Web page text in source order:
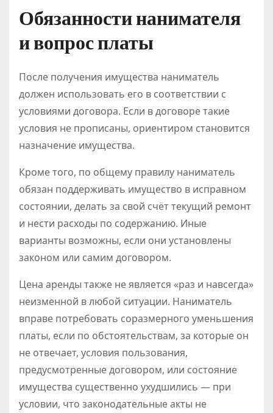
Обязанности нанимателя
и вопрос платы
После получения имущества наниматель
должен использовать его в соответствии с
условиями договора. Если в договоре такие
условия не прописаны, ориентиром становится
назначение имущества.
Кроме того, по общему правилу наниматель
обязан поддерживать имущество в исправном
состоянии, делать за свой счёт текущий ремонт
и нести расходы по содержанию. Иные
варианты возможны, если они установлены
законом или самим договором.
Цена аренды также не является «раз и навсегда»
неизменной в любой ситуации. Наниматель
вправе потребовать соразмерного уменьшения
платы, если по обстоятельствам, за которые он
не отвечает, условия пользования,
предусмотренные договором, или состояние
имущества существенно ухудшились — при
условии, что законодательные акты не